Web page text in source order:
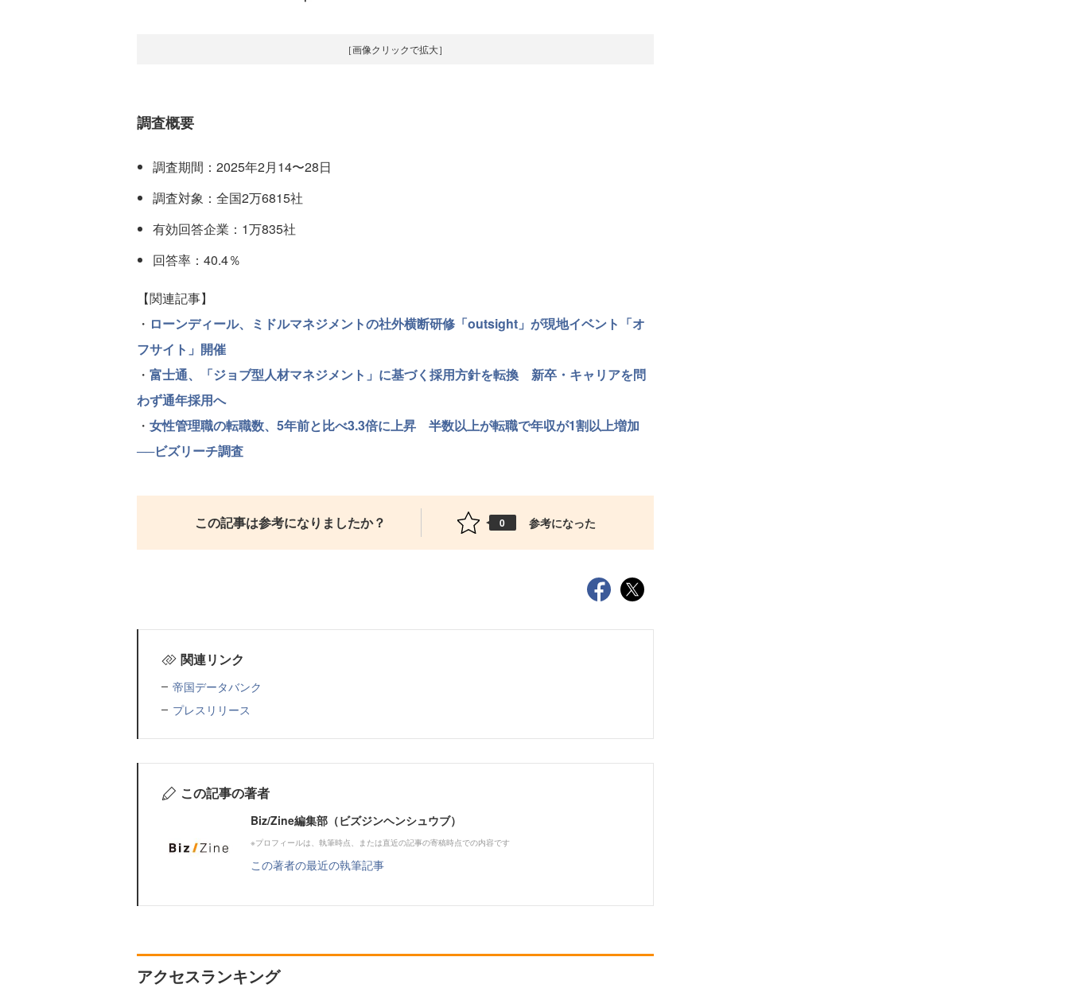
［画像クリックで拡大］
調査概要
調査期間：2025年2月14〜28日
調査対象：全国2万6815社
有効回答企業：1万835社
回答率：40.4％
【関連記事】
・ ローンディール、ミドルマネジメントの社外横断研修「outsight」が現地イベント「オ
フサイト」開催
・ 富士通、「ジョブ型人材マネジメント」に基づく採用方針を転換 新卒・キャリアを問
わず通年採用へ
・ 女性管理職の転職数、5年前と比べ3.3倍に上昇 半数以上が転職で年収が1割以上増加
──ビズリーチ調査
この記事は参考になりましたか？ 0 参考になった
関連リンク
帝国データバンク
プレスリリース
この記事の著者
Biz/Zine編集部（ビズジンヘンシュウブ）
※プロフィールは、執筆時点、または直近の記事の寄稿時点での内容です
この著者の最近の執筆記事
アクセスランキング